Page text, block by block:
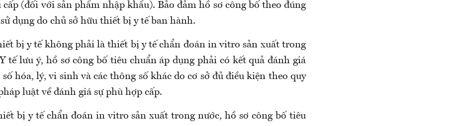
cấp (đối với sản phẩm nhập khẩu). Bảo đảm hồ sơ công bố theo đúng
dụng do chủ sở hữu thiết bị y tế ban hành.
bị y tế không phải là thiết bị y tế chẩn đoán in vitro sản xuất trong
tế lưu ý, hồ sơ công bố tiêu chuẩn áp dụng phải có kết quả đánh giá
hóa, lý, vi sinh và các thông số khác do cơ sở đủ điều kiện theo quy
luật về đánh giá sự phù hợp cấp.
bị y tế chẩn đoán in vitro sản xuất trong nước, hồ sơ công bố tiêu